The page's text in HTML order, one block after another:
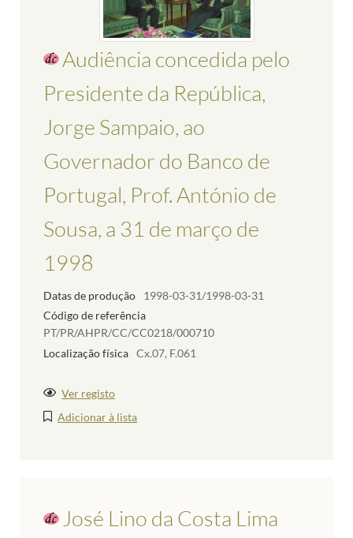
Audiência concedida pelo
Presidente da República,
Jorge Sampaio, ao
Governador do Banco de
Portugal, Prof. António de
Sousa, a 31 de março de
1998
Datas de produção
1998-03-31/1998-03-31
Código de referência
PT/PR/AHPR/CC/CC0218/000710
Localização física Cx.07, F.061
Ver registo
Adicionar à lista
José Lino da Costa Lima